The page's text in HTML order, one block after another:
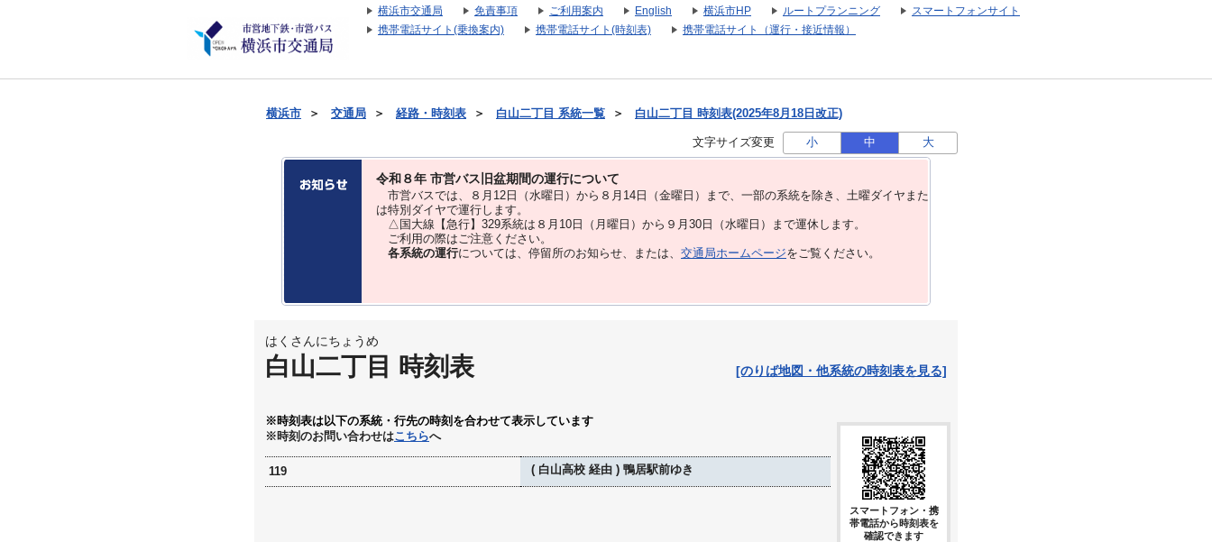
横浜市交通局 免責事項 ご利用案内 English 横浜市HP ルートプランニング
スマートフォンサイト
携帯電話サイト(乗換案内)
携帯電話サイト(時刻表) 携帯電話サイト（運行・接近情報）
横浜市 ＞ 交通局 ＞ 経路・時刻表 ＞ 白山二丁目 系統一覧 ＞ 白山二丁目 時刻表(2025年8月18日改正)
文字サイズ変更 小 中 大
令和８年 市営バス旧盆期間の運行について
市営バスでは、８⽉12⽇（水曜日）から８⽉14⽇（金曜日）まで、⼀部の系統を除き、⼟曜ダイヤまた
は特別ダイヤで運⾏します。
△国大線【急行】329系統は８月10日（月曜日）から９月30日（水曜日）まで運休します。
ご利用の際はご注意ください。
各系統の運行については、停留所のお知らせ、または、 交通局ホームページをご覧ください。
はくさんにちょうめ
白山二丁目 時刻表 [のりば地図・他系統の時刻表を見る]
※時刻表は以下の系統・行先の時刻を合わせて表示しています
※時刻のお問い合わせはこちらへ
119 ( 白山高校 経由 ) 鴨居駅前ゆき
スマートフォン・携
帯電話から時刻表を
確認できます